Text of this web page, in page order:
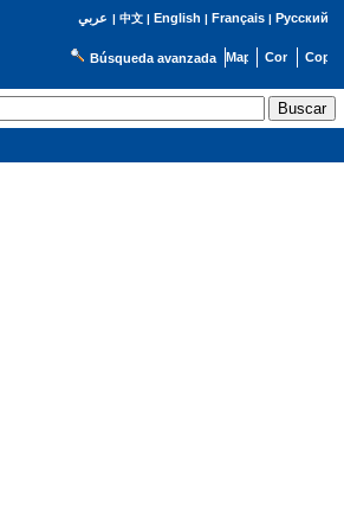
عربي | 中文| English | Français| Русский
Búsqueda avanzada